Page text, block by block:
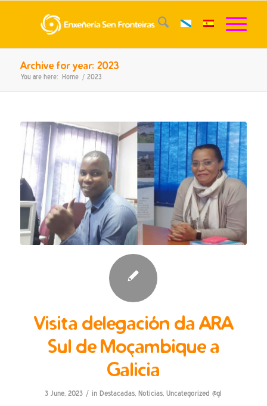
Archive for year: 2023
You are here: Home / 2023
Visita delegación da ARA
Sul de Moçambique a
Galicia
3 June, 2023 / inDestacadas,Noticias,Uncategorized @gl